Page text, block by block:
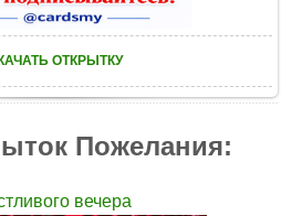
ОТКРЫТКУ
Пожелания:
вечера